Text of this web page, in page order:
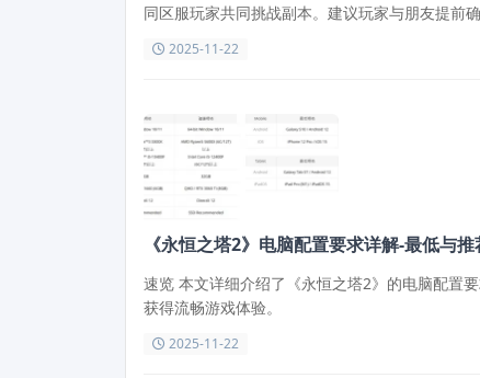
同区服玩家共同挑战副本。建议玩家与朋友提前
2025-11-22
《永恒之塔2》电脑配置要求详解-最低与
速览 本文详细介绍了《永恒之塔2》的电脑配置
获得流畅游戏体验。
2025-11-22